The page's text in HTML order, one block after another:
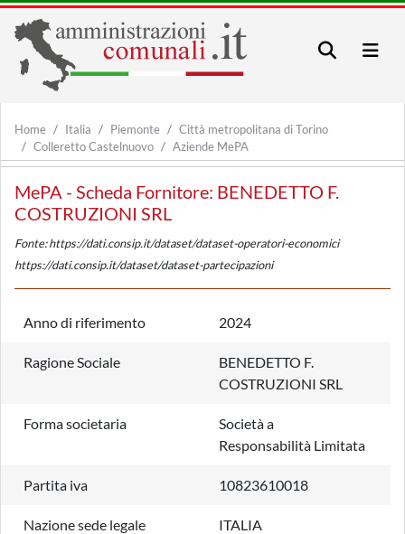
Home Italia Piemonte
Città metropolitana di Torino
Colleretto Castelnuovo
Aziende MePA
MePA - Scheda Fornitore: BENEDETTO F.
COSTRUZIONI SRL
Fonte: https://dati.consip.it/dataset/dataset-operatori-economici
https://dati.consip.it/dataset/dataset-partecipazioni
Anno di riferimento 2024
Ragione Sociale
BENEDETTO F.
COSTRUZIONI SRL
Forma societaria
Società a
Responsabilità Limitata
Partita iva 10823610018
Nazione sede legale ITALIA